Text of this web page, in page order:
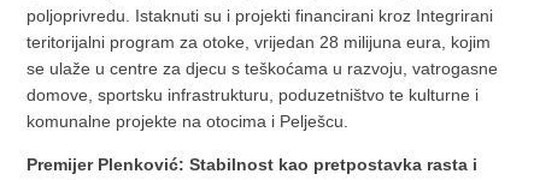
poljoprivredu. Istaknuti su i projekti financirani kroz Integrirani
teritorijalni program za otoke, vrijedan 28 milijuna eura, kojim
se ulaže u centre za djecu s teškoćama u razvoju, vatrogasne
domove, sportsku infrastrukturu, poduzetništvo te kulturne i
komunalne projekte na otocima i Pelješcu.
Premijer Plenković: Stabilnost kao pretpostavka rasta i